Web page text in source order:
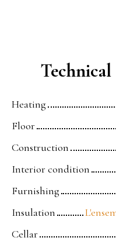
Heating
Floor
Construction
Interior condition
Furnishing
Insulation
Cellar